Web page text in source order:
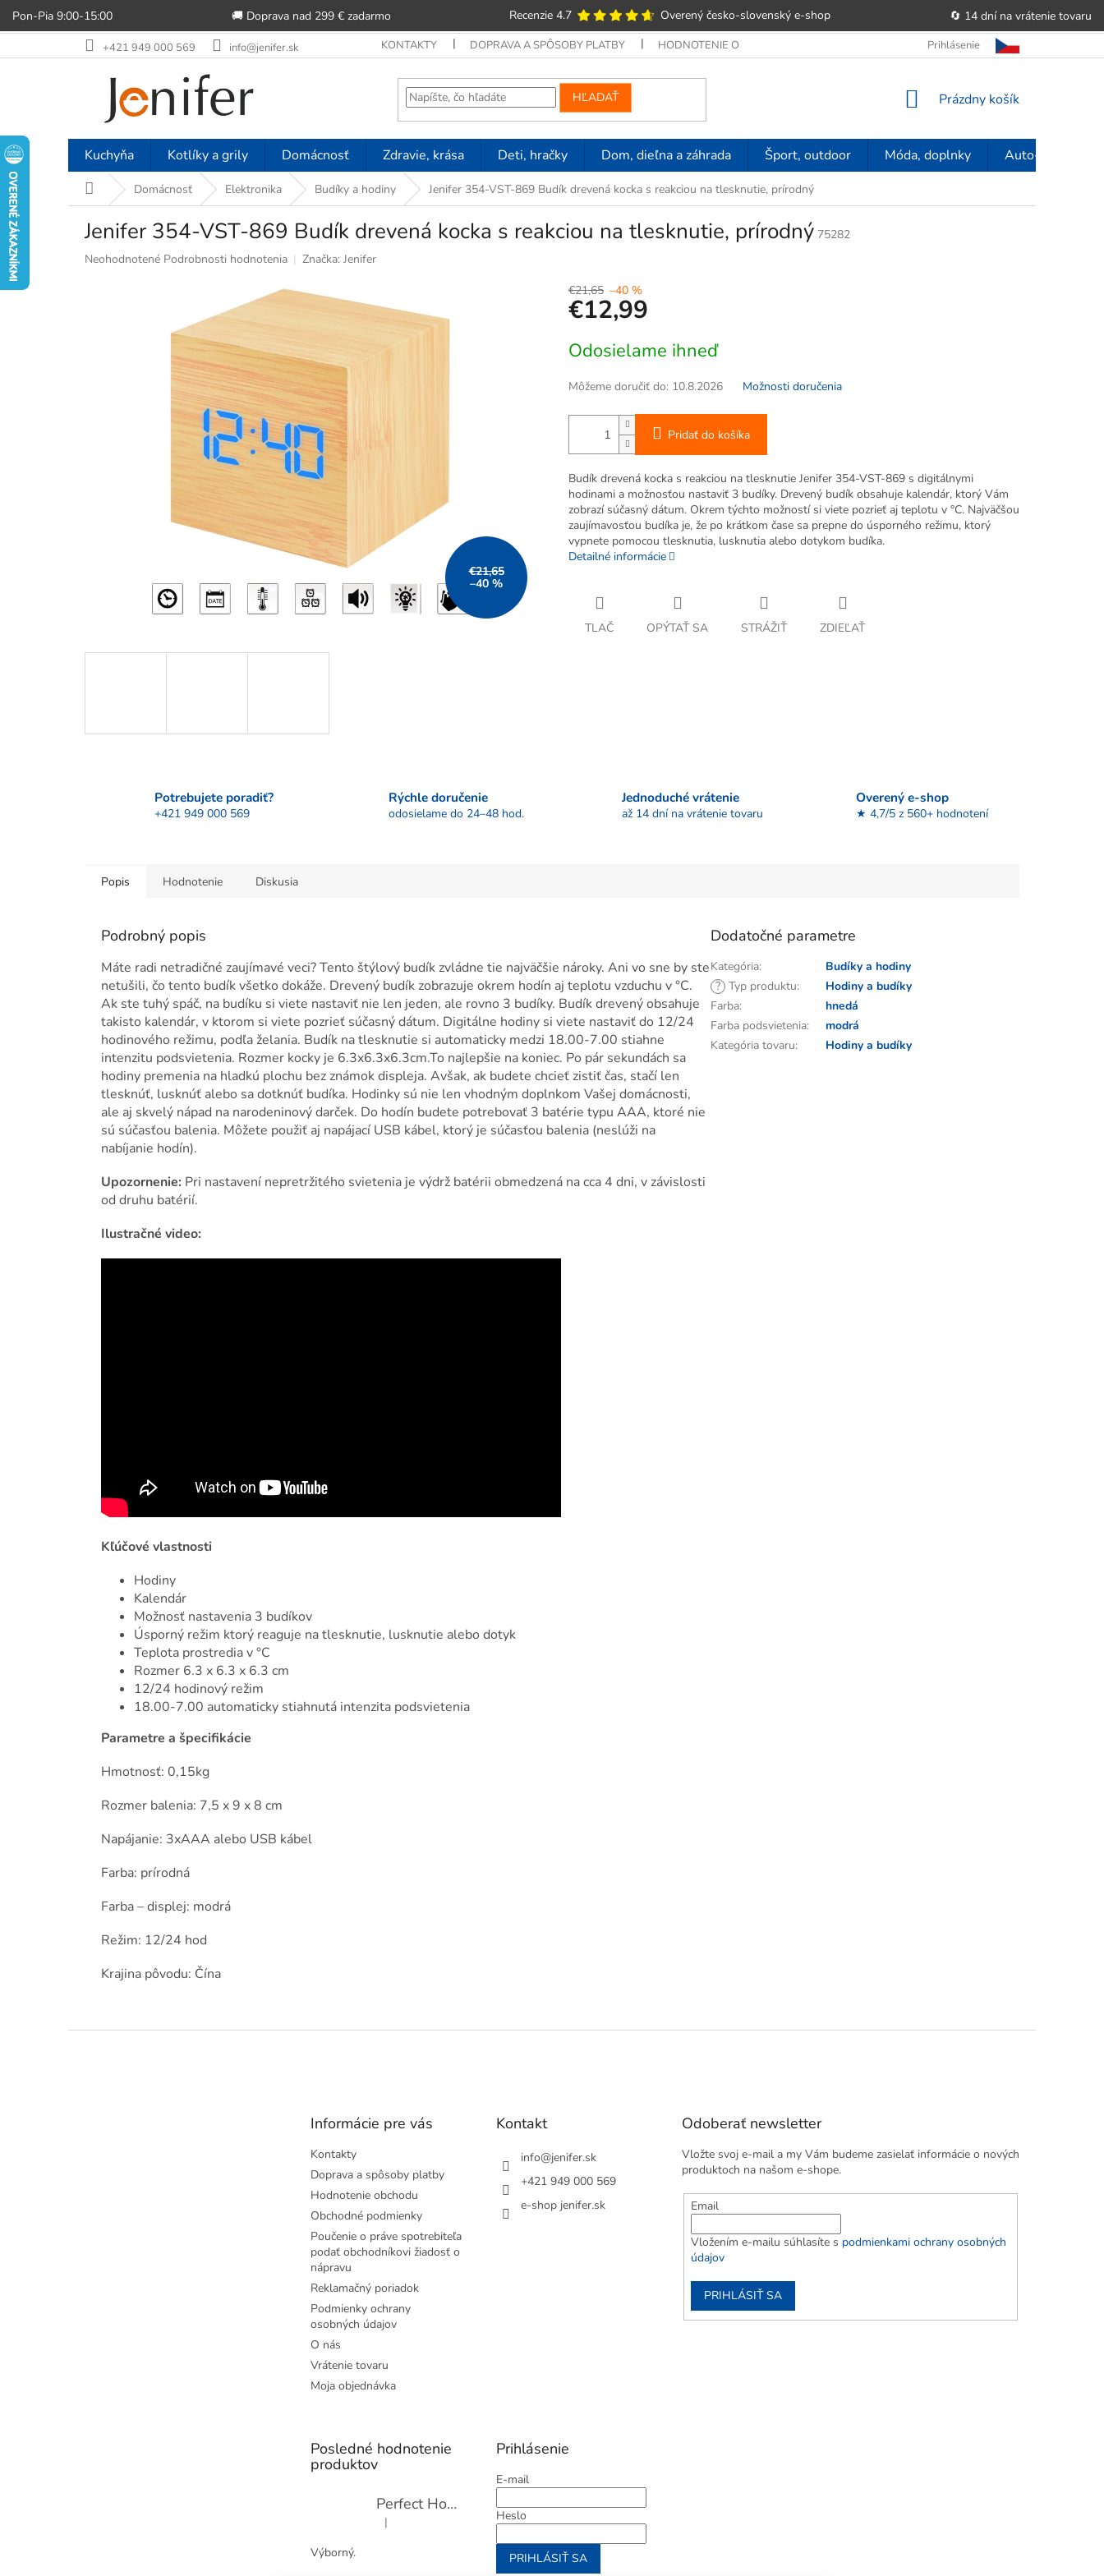
Pon-Pia 9:00-15:00 🚚 Doprava nad 299 € zadarmo Recenzie 4.7 Overený česko-slovenský e‑shop
🔄 14 dní na vrátenie tovaru
na
+421 949 000 569 info@jenifer.sk KONTAKTY DOPRAVA A SPÔSOBY PLATBY HODNOTENIE OBCHODU OBCHODNÉ PODMIENKY POUČENIE O PRÁVE
Prihlásenie
HĽADAŤ
NÁKUPNÝ
Prázdny košík
Kuchyňa Kotlíky a grily Domácnosť Zdravie, krása Deti, hračky Dom, dieľna a záhrada Šport, outdoor Móda, doplnky Auto-moto
DomovDomácnosť Elektronika Budíky a hodiny Jenifer 354-VST-869 Budík drevená kocka s reakciou na tlesknutie, prírodný
Jenifer 354-VST-869 Budík drevená kocka s reakciou na tlesknutie, prírodný 75282
Priemerné
Neohodnotené Podrobnosti hodnotenia Značka: Jenifer
€21,65
–40 %
€21,65 –40 %
€12,99
cena:
Odosielame ihneď
Môžeme doručiť do: 10.8.2026 Možnosti doručenia
Pridať do košíka
Budík drevená kocka s reakciou na tlesknutie Jenifer 354-VST-869 s digitálnymi
hodinami a možnosťou nastaviť 3 budíky. Drevený budík obsahuje kalendár, ktorý Vám
zobrazí súčasný dátum. Okrem týchto možností si viete pozrieť aj teplotu v °C. Najväčšou
zaujímavosťou budíka je, že po krátkom čase sa prepne do úsporného režimu, ktorý
vypnete pomocou tlesknutia, lusknutia alebo dotykom budíka.
Detailné informácie
TLAČ OPÝTAŤ SA STRÁŽIŤ ZDIEĽAŤ
Potrebujete poradiť?
+421 949 000 569
Rýchle doručenie
odosielame do 24–48 hod.
Jednoduché vrátenie
až 14 dní na vrátenie tovaru
Overený e-shop
★ 4,7/5 z 560+ hodnotení
Popis Hodnotenie Diskusia
Podrobný popis
Máte radi netradičné zaujímavé veci? Tento štýlový budík zvládne tie najväčšie nároky. Ani vo sne by ste
netušili, čo tento budík všetko dokáže. Drevený budík zobrazuje okrem hodín aj teplotu vzduchu v °C.
Ak ste tuhý spáč, na budíku si viete nastaviť nie len jeden, ale rovno 3 budíky. Budík drevený obsahuje
takisto kalendár, v ktorom si viete pozrieť súčasný dátum. Digitálne hodiny si viete nastaviť do 12/24
hodinového režimu, podľa želania. Budík na tlesknutie si automaticky medzi 18.00-7.00 stiahne
intenzitu podsvietenia. Rozmer kocky je 6.3x6.3x6.3cm.To najlepšie na koniec. Po pár sekundách sa
hodiny premenia na hladkú plochu bez známok displeja. Avšak, ak budete chcieť zistiť čas, stačí len
tlesknúť, lusknúť alebo sa dotknúť budíka. Hodinky sú nie len vhodným doplnkom Vašej domácnosti,
ale aj skvelý nápad na narodeninový darček. Do hodín budete potrebovať 3 batérie typu AAA, ktoré nie
sú súčasťou balenia. Môžete použiť aj napájací USB kábel, ktorý je súčasťou balenia (neslúži na
nabíjanie hodín).
Upozornenie: Pri nastavení nepretržitého svietenia je výdrž batérii obmedzená na cca 4 dni, v závislosti
od druhu batérií.
Ilustračné video:
Kľúčové vlastnosti
Hodiny
Kalendár
Možnosť nastavenia 3 budíkov
Úsporný režim ktorý reaguje na tlesknutie, lusknutie alebo dotyk
Teplota prostredia v °C
Rozmer 6.3 x 6.3 x 6.3 cm
12/24 hodinový režim
18.00-7.00 automaticky stiahnutá intenzita podsvietenia
Parametre a špecifikácie
Hmotnosť: 0,15kg
Rozmer balenia: 7,5 x 9 x 8 cm
Napájanie: 3xAAA alebo USB kábel
Farba: prírodná
Farba – displej: modrá
Režim: 12/24 hod
Krajina pôvodu: Čína
Dodatočné parametre
Kategória:
Budíky a hodiny
? Typ produktu:
Hodiny a budíky
Farba:
hnedá
Farba podsvietenia:
modrá
Kategória tovaru: Hodiny a budíky
Informácie pre vás
Kontakty
Doprava a spôsoby platby
Hodnotenie obchodu
Obchodné podmienky
Poučenie o práve spotrebiteľa
podať obchodníkovi žiadosť o
nápravu
Reklamačný poriadok
Podmienky ochrany
osobných údajov
O nás
Vrátenie tovaru
Moja objednávka
Kontakt
info@jenifer.sk
+421 949 000 569
e-shop jenifer.sk
Odoberať newsletter
Vložte svoj e-mail a my Vám budeme zasielať informácie o nových
produktoch na našom e-shope.
Email
Vložením e-mailu súhlasíte s podmienkami ochrany osobných
údajov
PRIHLÁSIŤ SA
Posledné hodnotenie
produktov
Perfect Home Tĺčik na mäso so sekáčikom, 56893
Hodnotenie produktu je 5 z 5 hviezdičiek.
|
Výborný.
Prihlásenie
E-mail
Heslo
PRIHLÁSIŤ SA